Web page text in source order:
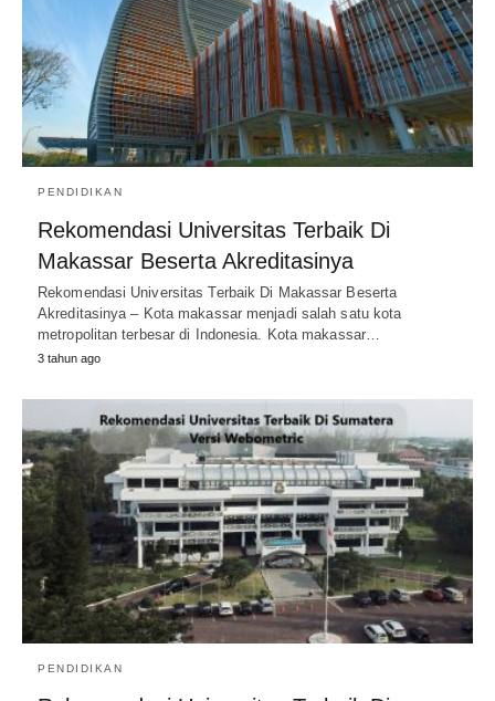
PENDIDIKAN
Rekomendasi Universitas Terbaik Di
Makassar Beserta Akreditasinya
Rekomendasi Universitas Terbaik Di Makassar Beserta
Akreditasinya – Kota makassar menjadi salah satu kota
metropolitan terbesar di Indonesia. Kota makassar…
3 tahun ago
PENDIDIKAN